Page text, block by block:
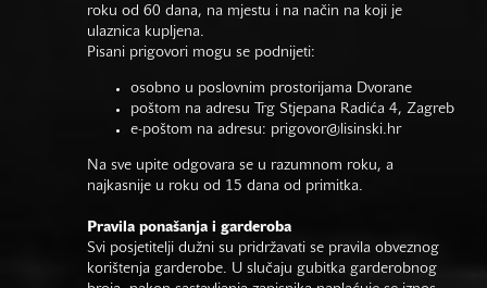
roku od 60 dana, na mjestu i na način na koji je
ulaznica kupljena.
Pisani prigovori mogu se podnijeti:
osobno u poslovnim prostorijama Dvorane
poštom na adresu Trg Stjepana Radića 4, Zagreb
e-poštom na adresu: prigovor@lisinski.hr
Na sve upite odgovara se u razumnom roku, a
najkasnije u roku od 15 dana od primitka.
Pravila ponašanja i garderoba
Svi posjetitelji dužni su pridržavati se pravila obveznog
korištenja garderobe. U slučaju gubitka garderobnog